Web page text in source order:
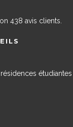
438 avis clients.